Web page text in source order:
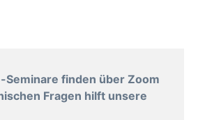
Seminare finden über Zoom
Fragen hilft unsere